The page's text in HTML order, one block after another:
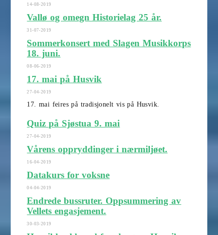
14-08-2019
Vallø og omegn Historielag 25 år.
31-07-2019
Sommerkonsert med Slagen Musikkorps
18. juni.
08-06-2019
17. mai på Husvik
27-04-2019
17. mai feires på tradisjonelt vis på Husvik.
Quiz på Sjøstua 9. mai
27-04-2019
Vårens oppryddinger i nærmiljøet.
16-04-2019
Datakurs for voksne
04-04-2019
Endrede bussruter. Oppsummering av
Vellets engasjement.
30-03-2019